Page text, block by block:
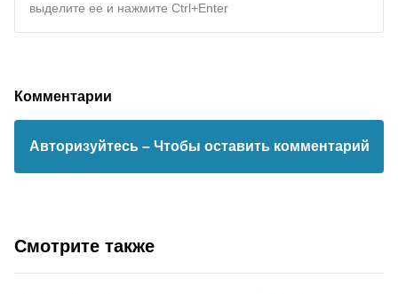
выделите ее и нажмите Ctrl+Enter
Комментарии
Авторизуйтесь – Чтобы оставить комментарий
Смотрите также